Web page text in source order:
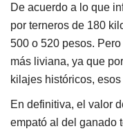
De acuerdo a lo que
por terneros de 180
500 o 520 pesos.
más liviana, ya que
kilajes históricos,
En definitiva, el valor
empató al del ganado